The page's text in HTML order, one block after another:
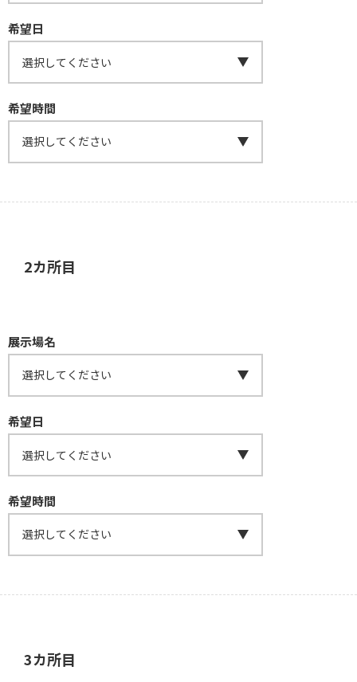
希望日
希望時間
2カ所目
展示場名
希望日
希望時間
3カ所目